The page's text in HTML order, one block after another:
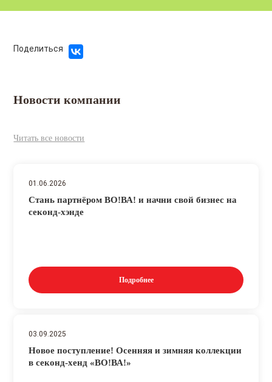
Поделиться
Новости компании
Читать все новости
01.06.2026
Стань партнёром ВО!ВА! и начни свой бизнес на
секонд-хэнде
Подробнее
03.09.2025
Новое поступление! Осенняя и зимняя коллекции
в секонд-хенд «ВО!ВА!»